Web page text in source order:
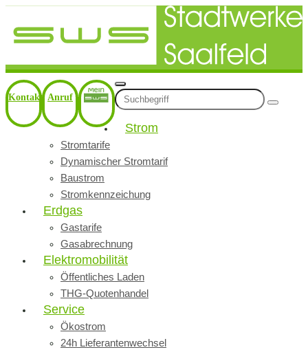
Kontakt Anruf
Strom
Stromtarife
Dynamischer Stromtarif
Baustrom
Stromkennzeichung
Erdgas
Gastarife
Gasabrechnung
Elektromobilität
Öffentliches Laden
THG-Quotenhandel
Service
Ökostrom
24h Lieferantenwechsel